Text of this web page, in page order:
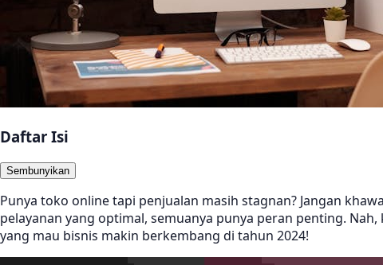
Daftar Isi
Sembunyikan
Punya toko online tapi penjualan masih stagnan? Jangan
pelayanan yang optimal, semuanya punya peran penting. Nah,
yang mau bisnis makin berkembang di tahun 2024!